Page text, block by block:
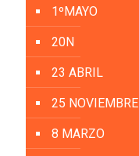
1ºMAYO
20N
23 ABRIL
25 NOVIEMBRE
8 MARZO